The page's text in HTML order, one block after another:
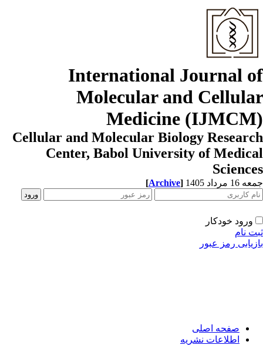
International Journal
Molecular and
Medicine
Cellular and Molecular Biology
Center, Babol University of
مرداد 1405 [Archive]
ورود خودکار
نام
رمز عبور
صفحه اصلی
اطلاعات نشریه